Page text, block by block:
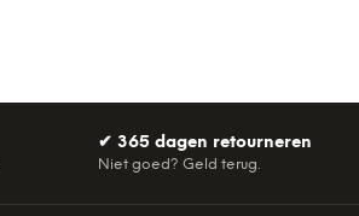
✔ 365 dagen retourneren
Niet goed? Geld terug.